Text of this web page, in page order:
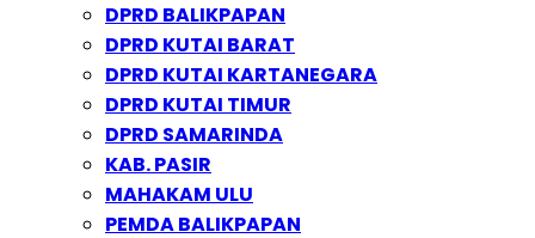
DPRD BALIKPAPAN
DPRD KUTAI BARAT
DPRD KUTAI KARTANEGARA
DPRD KUTAI TIMUR
DPRD SAMARINDA
KAB. PASIR
MAHAKAM ULU
PEMDA BALIKPAPAN